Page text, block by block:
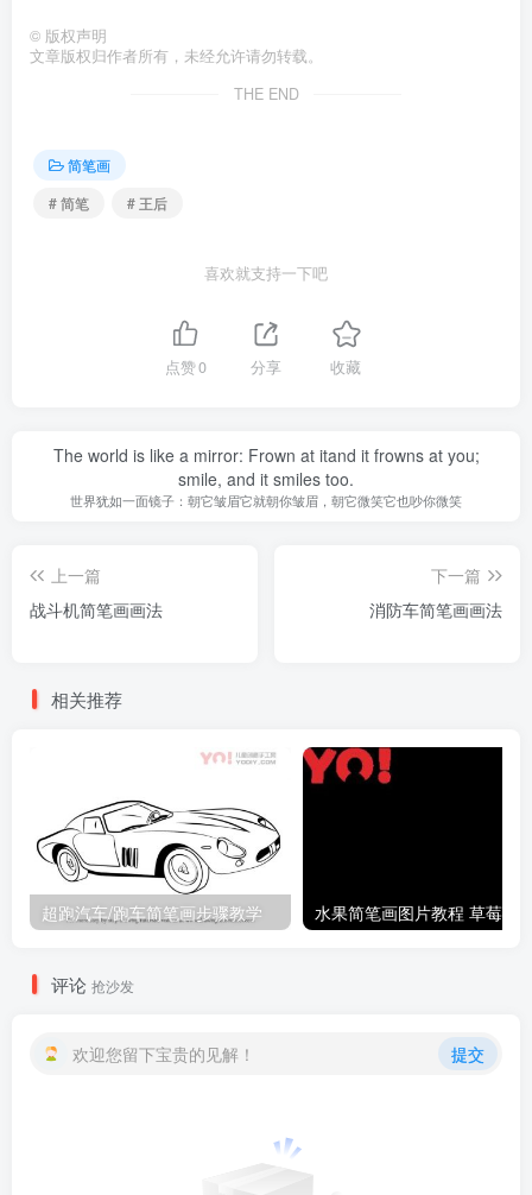
© 版权声明
文章版权归作者所有，未经允许请勿转载。
THE END
简笔画
# 简笔
# 王后
喜欢就支持一下吧
点赞0 分享 收藏
The world is like a mirror: Frown at itand it frowns at you;
smile, and it smiles too.
世界犹如一面镜子：朝它皱眉它就朝你皱眉，朝它微笑它也吵你微笑
上一篇
战斗机简笔画画法
下一篇
消防车简笔画画法
相关推荐
超跑汽车/跑车简笔画步骤教学
评论 抢沙发
欢迎您留下宝贵的见解！ 提交